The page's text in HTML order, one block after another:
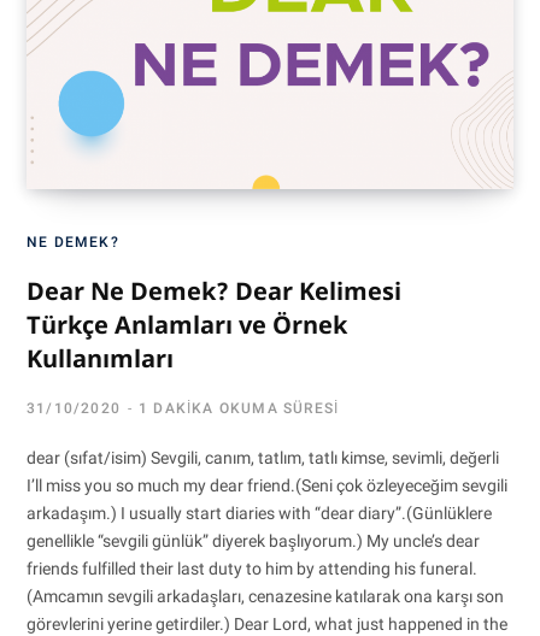
NE DEMEK?
Dear Ne Demek? Dear Kelimesi
Türkçe Anlamları ve Örnek
Kullanımları
31/10/2020 1 DAKIKA OKUMA SÜRESI
dear (sıfat/isim) Sevgili, canım, tatlım, tatlı kimse, sevimli, değerli
I’ll miss you so much my dear friend.(Seni çok özleyeceğim sevgili
arkadaşım.) I usually start diaries with “dear diary”.(Günlüklere
genellikle “sevgili günlük” diyerek başlıyorum.) My uncle’s dear
friends fulfilled their last duty to him by attending his funeral.
(Amcamın sevgili arkadaşları, cenazesine katılarak ona karşı son
görevlerini yerine getirdiler.) Dear Lord, what just happened in the